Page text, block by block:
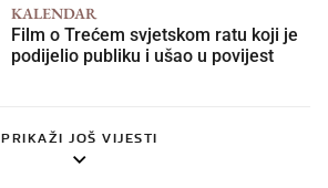
KALENDAR
Film o Trećem svjetskom ratu koji je
podijelio publiku i ušao u povijest
PRIKAŽI JOŠ VIJESTI